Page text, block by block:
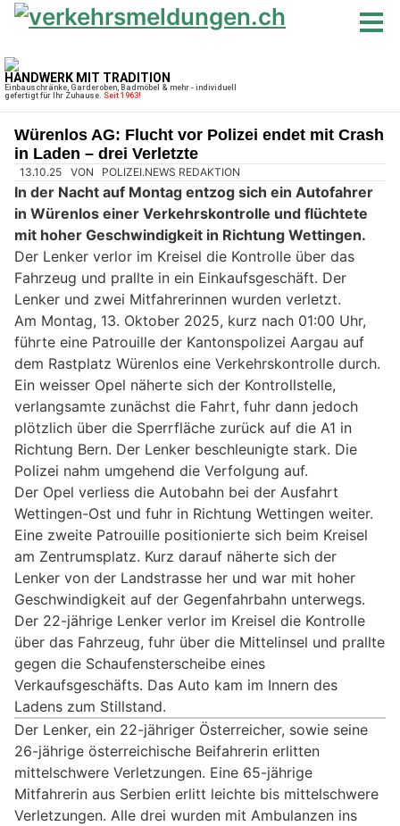
Würenlos AG: Flucht vor Polizei endet mit Crash
in Laden – drei Verletzte
13.10.25 VON POLIZEI.NEWS REDAKTION
In der Nacht auf Montag entzog sich ein Autofahrer
in Würenlos einer Verkehrskontrolle und flüchtete
mit hoher Geschwindigkeit in Richtung Wettingen.
Der Lenker verlor im Kreisel die Kontrolle über das
Fahrzeug und prallte in ein Einkaufsgeschäft. Der
Lenker und zwei Mitfahrerinnen wurden verletzt.
Am Montag, 13. Oktober 2025, kurz nach 01:00 Uhr,
führte eine Patrouille der Kantonspolizei Aargau auf
dem Rastplatz Würenlos eine Verkehrskontrolle durch.
Ein weisser Opel näherte sich der Kontrollstelle,
verlangsamte zunächst die Fahrt, fuhr dann jedoch
plötzlich über die Sperrfläche zurück auf die A1 in
Richtung Bern. Der Lenker beschleunigte stark. Die
Polizei nahm umgehend die Verfolgung auf.
Der Opel verliess die Autobahn bei der Ausfahrt
Wettingen-Ost und fuhr in Richtung Wettingen weiter.
Eine zweite Patrouille positionierte sich beim Kreisel
am Zentrumsplatz. Kurz darauf näherte sich der
Lenker von der Landstrasse her und war mit hoher
Geschwindigkeit auf der Gegenfahrbahn unterwegs.
Der 22-jährige Lenker verlor im Kreisel die Kontrolle
über das Fahrzeug, fuhr über die Mittelinsel und prallte
gegen die Schaufensterscheibe eines
Verkaufsgeschäfts. Das Auto kam im Innern des
Ladens zum Stillstand.
Der Lenker, ein 22-jähriger Österreicher, sowie seine
26-jährige österreichische Beifahrerin erlitten
mittelschwere Verletzungen. Eine 65-jährige
Mitfahrerin aus Serbien erlitt leichte bis mittelschwere
Verletzungen. Alle drei wurden mit Ambulanzen ins